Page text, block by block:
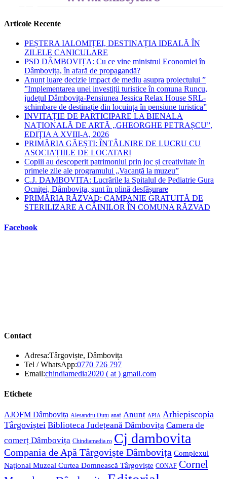
Articole Recente
PEȘTERA IALOMIȚEI, DESTINAȚIA IDEALĂ ÎN
ZILELE CANICULARE
PSD DÂMBOVIȚA: Cu ce vine ministrul Economiei în
Dâmbovița, în afară de propagandă?
Anunț luare decizie impact de mediu asupra proiectului ”
”Implementarea unei investiții turistice în comuna Runcu,
județul Dâmbovița-Pensiunea Jessica Relax House SRL-
schimbare de destinație din locuința în pensiune turistica”
INVITAȚIE DE PARTICIPARE LA BIENALA
NAȚIONALĂ DE ARTĂ „GHEORGHE PETRAȘCU”,
EDIŢIA A XVIII-A, 2026
PRIMĂRIA GĂEȘTI: ÎNTÂLNIRE DE LUCRU CU
ASOCIAȚIILE DE LOCATARI
Copiii au descoperit patrimoniul prin joc și creativitate în
primele zile ale programului „Vacanță la muzeu”
C.J. DAMBOVITA: Lucrările la Spitalul de Pediatrie Gura
Ocniței, Dâmbovița, sunt în plină desfășurare
PRIMĂRIA RĂZVAD: CAMPANIE GRATUITĂ DE
STERILIZARE A CÂINILOR ÎN COMUNA RĂZVAD
Facebook
Contact
Adresa:Târgoviște, Dâmbovița
Tel / WhatsApp:0770 726 797Opens
in
Email:chindiamedia2020 ( at ) gmail.comOpens
Etichete
AJOFM Dâmbovița Alesandru Duțu anaf Anunt APIA Arhiepiscopia
Târgoviștei Biblioteca Județeană Dâmbovița Camera de
comerț Dâmbovița Chindiamedia.ro Cj dambovita
Compania de Apă Târgoviște Dâmbovița Complexul
Național Muzeal Curtea Domnească Târgoviște CONAF Cornel